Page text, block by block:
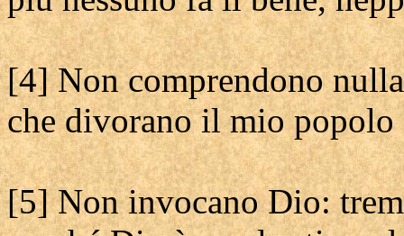
[4] Non comprendono
che divorano il mio popolo
[5] Non invocano Dio: